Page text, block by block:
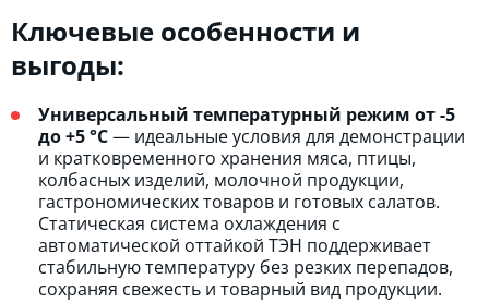
Ключевые особенности и
выгоды:
Универсальный температурный режим от -5
до +5 °C— идеальные условия для демонстрации
и кратковременного хранения мяса, птицы,
колбасных изделий, молочной продукции,
гастрономических товаров и готовых салатов.
Статическая система охлаждения с
автоматической оттайкой ТЭН поддерживает
стабильную температуру без резких перепадов,
сохраняя свежесть и товарный вид продукции.